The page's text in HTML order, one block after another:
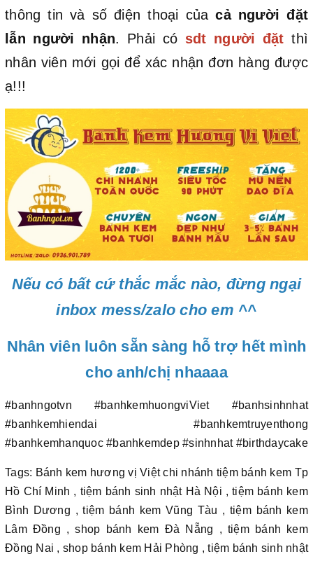
thông tin và số điện thoại củacả người đặt
lẫn người nhận. Phải có sdt người đặt thì
nhân viên mới gọi để xác nhận đơn hàng được
ạ!!!
Nếu có bất cứ thắc mắc nào, đừng ngại
inbox mess/zalo cho em ^^
Nhân viên luôn sẵn sàng hỗ trợ hết mình
cho anh/chị nhaaaa
#banhngotvn #banhkemhuongviViet #banhsinhnhat
#banhkemhiendai #banhkemtruyenthong
#banhkemhanquoc #banhkemdep #sinhnhat #birthdaycake
Tags: Bánh kem hương vị Việt chi nhánh tiệm bánh kem Tp
Hồ Chí Minh , tiệm bánh sinh nhật Hà Nội , tiệm bánh kem
Bình Dương , tiệm bánh kem Vũng Tàu , tiệm bánh kem
Lâm Đồng , shop bánh kem Đà Nẵng , tiệm bánh kem
Đồng Nai , shop bánh kem Hải Phòng , tiệm bánh sinh nhật